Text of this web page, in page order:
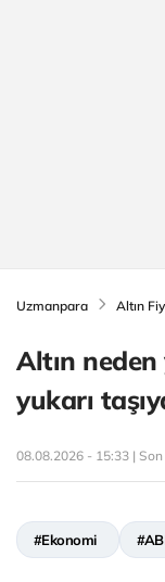
Uzmanpara Altın
Altın
yukarı
08.08.2026 - 15:33 |
#Ekonomi